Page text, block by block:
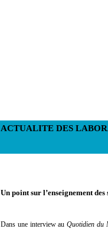
ACTUALITE DES
Un point sur l’enseignement
Dans une interview auQuotidien du